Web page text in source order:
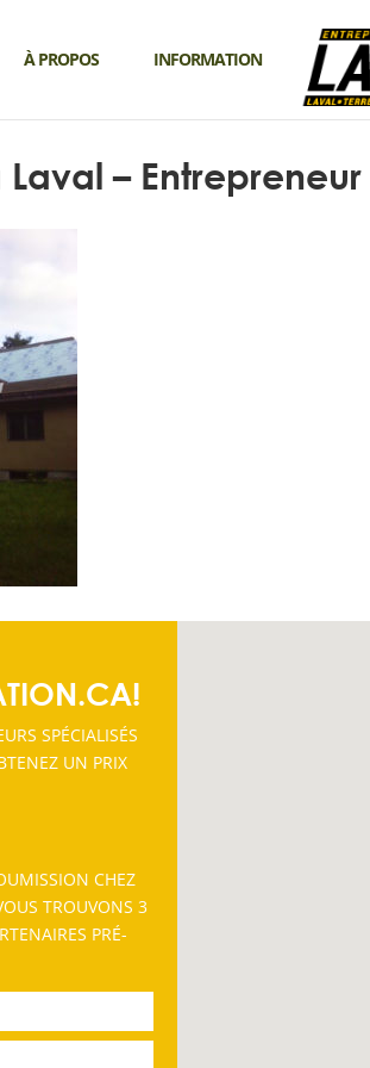
À PROPOS INFORMATION
–
SPÉCIALISÉS
UN PRIX
CHEZ
TROUVONS 3
PRÉ-